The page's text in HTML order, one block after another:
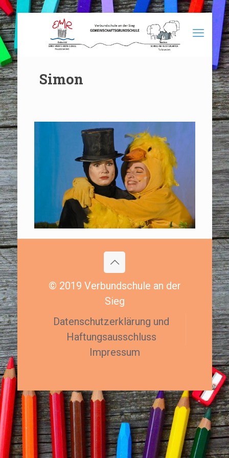
Simon
© 2019 Verbundschule an der
Sieg
Datenschutzerklärung und
Haftungsausschluss
Impressum